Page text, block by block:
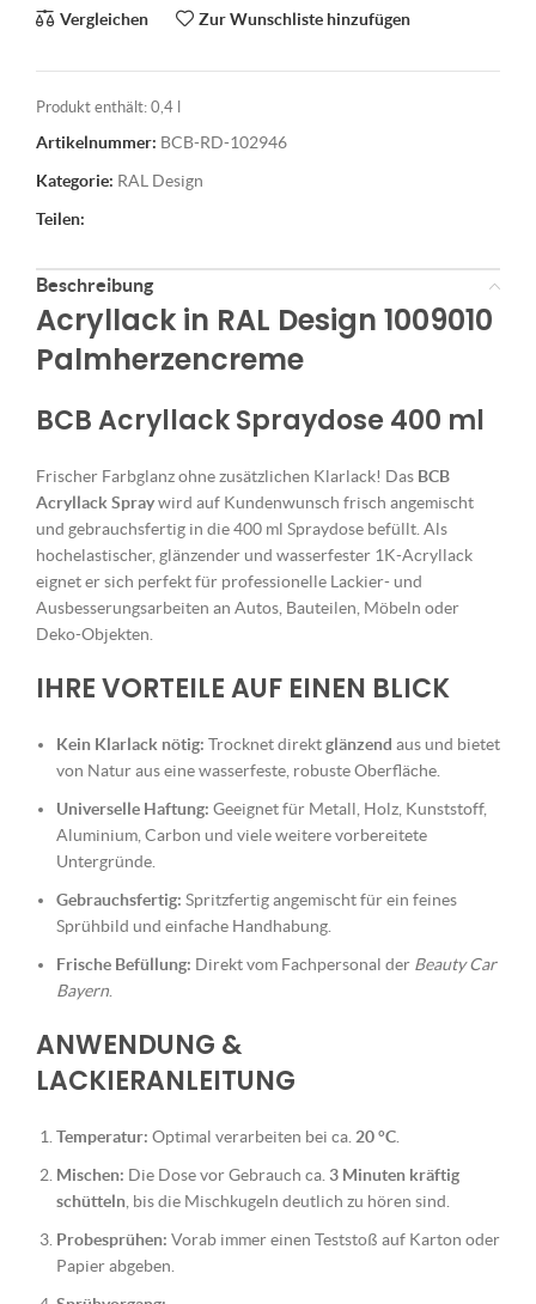
Vergleichen Zur Wunschliste hinzufügen
Produkt enthält: 0,4
Artikelnummer: BCB-RD-102946
Kategorie: RAL Design
Teilen:
Beschreibung
Acryllack in RAL Design 1009010
Palmherzencreme
BCB Acryllack Spraydose 400 ml
Frischer Farbglanz ohne zusätzlichen Klarlack! Das BCB
Acryllack Spraywird auf Kundenwunsch frisch angemischt
und gebrauchsfertig in die 400 ml Spraydose befüllt. Als
hochelastischer, glänzender und wasserfester 1K-Acryllack
eignet er sich perfekt für professionelle Lackier- und
Ausbesserungsarbeiten an Autos, Bauteilen, Möbeln oder
Deko-Objekten.
IHRE VORTEILE AUF EINEN BLICK
Kein Klarlack nötig: Trocknet direktglänzend aus und bietet
von Natur aus eine wasserfeste, robuste Oberfläche.
Universelle Haftung: Geeignet für Metall, Holz, Kunststoff,
Aluminium, Carbon und viele weitere vorbereitete
Untergründe.
Gebrauchsfertig: Spritzfertig angemischt für ein feines
Sprühbild und einfache Handhabung.
Frische Befüllung: Direkt vom Fachpersonal der Beauty Car
Bayern
ANWENDUNG &
LACKIERANLEITUNG
Temperatur: Optimal verarbeiten bei ca. 20 °C
Mischen: Die Dose vor Gebrauch ca. 3 Minuten kräftig
schütteln , bis die Mischkugeln deutlich zu hören sind.
Probesprühen: Vorab immer einen Teststoß auf Karton oder
Papier abgeben.